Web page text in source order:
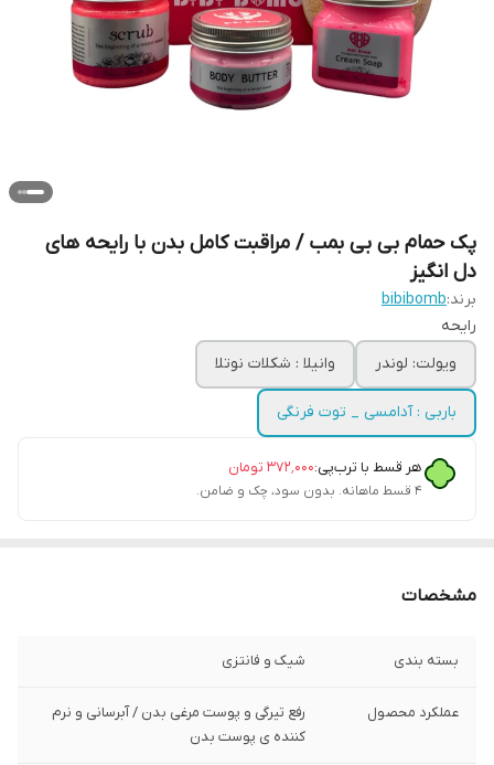
پک حمام بی بی بمب / مراقبت کامل بدن با رایحه های
دل انگیز
برند:bibibomb
رایحه
ویولت: لوندر
وانیلا : شکلات نوتلا
باربی : آدامسی _ توت فرنگی
هر قسط با ترب‌پی:۳۷۲٬۰۰۰ تومان
۴ قسط ماهانه. بدون سود، چک و ضامن.
مشخصات
بسته بندی شیک و فانتزی
عملکرد محصول
رفع تیرگی و پوست مرغی بدن / آبرسانی و نرم
کننده ی پوست بدن